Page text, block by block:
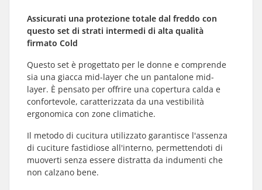
Assicurati una protezione totale dal freddo con
questo set di strati intermedi di alta qualità
firmato Cold
Questo set è progettato per le donne e comprende
sia una giacca mid-layer che un pantalone mid-
layer. È pensato per offrire una copertura calda e
confortevole, caratterizzata da una vestibilità
ergonomica con zone climatiche.
Il metodo di cucitura utilizzato garantisce l'assenza
di cuciture fastidiose all'interno, permettendoti di
muoverti senza essere distratta da indumenti che
non calzano bene.